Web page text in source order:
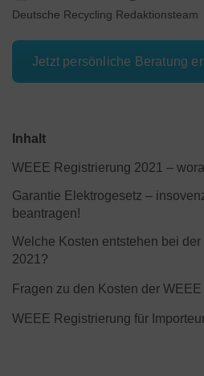
Deutsche Recycling Redaktionsteam
Jetzt persönliche Beratung
Inhalt
WEEE Registrierung 2021 –
Garantie Elektrogesetz –
beantragen!
Welche Kosten entstehen bei
2021?
Fragen zu den Kosten der
WEEE Registrierung für